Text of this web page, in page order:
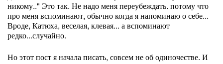
никому.." Это так. Не надо меня переубеждать. потому что
про меня вспоминают, обычно когда я напоминаю о себе...
Вроде, Катюха, веселая, клевая... а вспоминают
редко...случайно.
Но этот пост я начала писать, совсем не об одиночестве. И